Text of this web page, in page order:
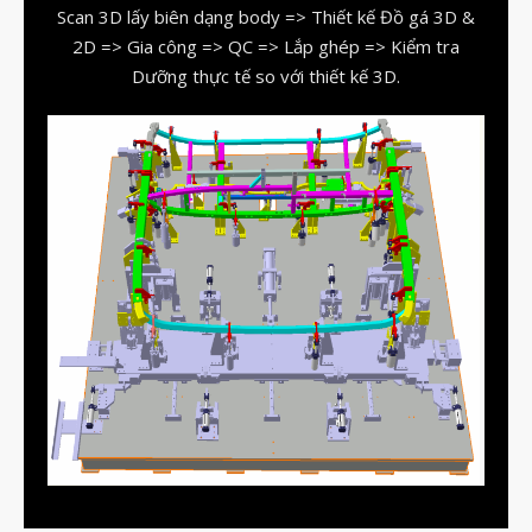
vật liệu in 3D tiếp xúc dầu
vật liệu in 3D kháng dung môi
đánh đổi độ bền và chịu nhiệt
đọc datasheet vật liệu in 3D
phun hạt mài chi tiết in 3D
Tháng Tám 2026
Tháng Bảy 2026
Tháng Năm 2026
Tháng Tư 2026
Scan 3D lấy biên dạng body => Thiết kế Đồ gá 3D &
2D => Gia công => QC => Lắp ghép => Kiểm tra
Dưỡng thực tế so với thiết kế 3D.